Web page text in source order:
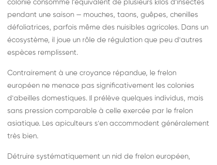
colonie consomme l'équivalent de plusieurs kilos d'insectes
pendant une saison — mouches, taons, guêpes, chenilles
défoliatrices, parfois même des nuisibles agricoles. Dans un
écosystème, il joue un rôle de régulation que peu d'autres
espèces remplissent.
Contrairement à une croyance répandue, le frelon
européen ne menace pas significativement les colonies
d'abeilles domestiques. Il prélève quelques individus, mais
sans pression comparable à celle exercée par le frelon
asiatique. Les apiculteurs s'en accommodent généralement
très bien.
Détruire systématiquement un nid de frelon européen,